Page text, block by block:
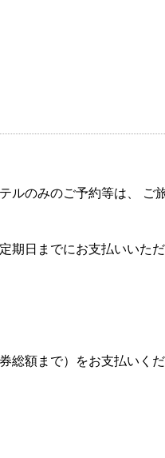
ルのみのご予約等は、 ご
期日までにお支払いいただ
総額まで）をお支払いくだ